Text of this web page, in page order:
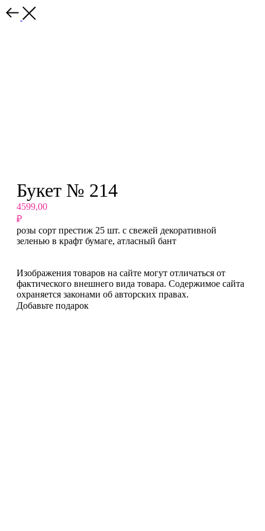
Назад
Букет № 214
4599,00
₽
розы сорт престиж 25 шт. с свежей декоративной
зеленью в крафт бумаге, атласный бант
Изображения товаров на сайте могут отличаться от
фактического внешнего вида товара. Содержимое сайта
охраняется законами об авторских правах.
Добавьте подарок